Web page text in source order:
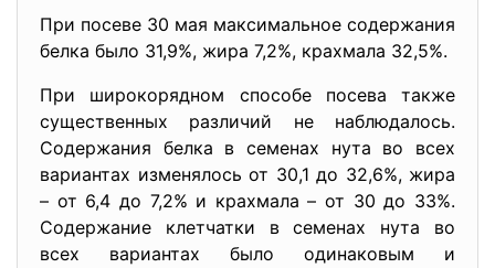
При посеве 30 мая максимальное содержания
белка было 31,9%, жира 7,2%, крахмала 32,5%.
При широкорядном способе посева также
существенных различий не наблюдалось.
Содержания белка в семенах нута во всех
вариантах изменялось от 30,1 до 32,6%, жира
– от 6,4 до 7,2% и крахмала – от 30 до 33%.
Содержание клетчатки в семенах нута во
всех вариантах было одинаковым и